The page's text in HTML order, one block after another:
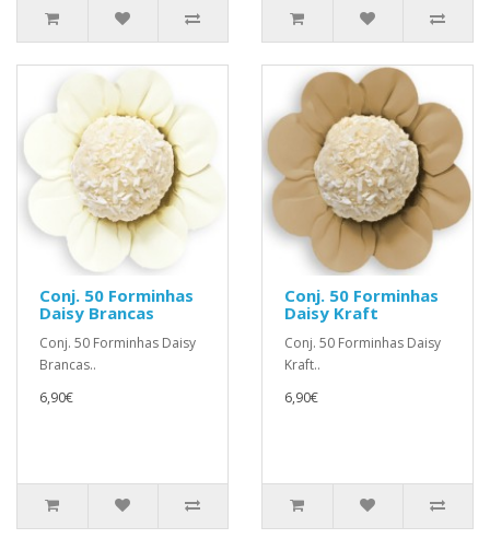
Conj. 50 Forminhas
Daisy Brancas
Conj. 50 Forminhas Daisy
Brancas..
6,90€
Conj. 50 Forminhas
Daisy Kraft
Conj. 50 Forminhas Daisy
Kraft..
6,90€